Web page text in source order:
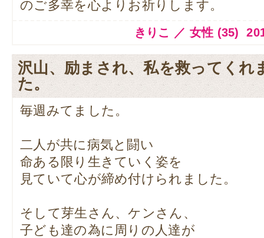
のご多幸を心よりお祈りします。
きりこ ／ 女性 (35)
沢山、励まされ、私を救ってくれ
た。
毎週みてました。
二人が共に病気と闘い
命ある限り生きていく姿を
見ていて心が締め付けられました。
そして芽生さん、ケンさん、
子ども達の為に周りの人達が